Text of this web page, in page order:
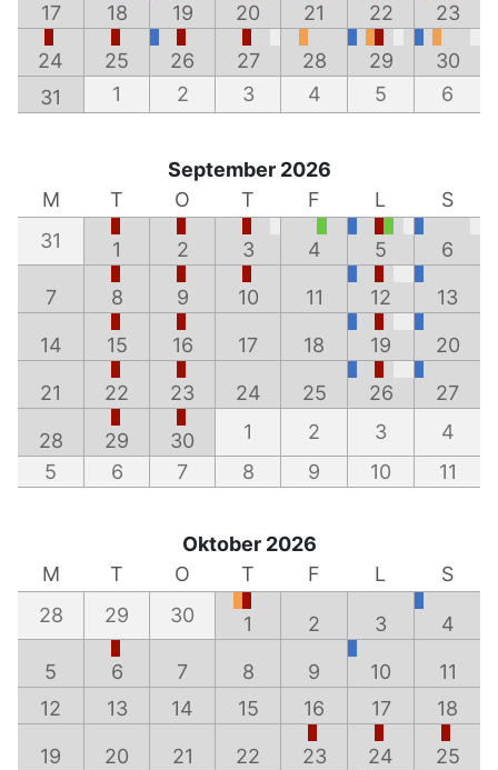
17 18 19 20 21 22 23
24 25 26 27 28 29
30
31
1 2 3 4 5 6
September 2026
M
T O T F L
S
31
1 2 3 4 5 6
7 8 9 10 11 12 13
14 15 16 17 18 19 20
21 22 23 24 25 26 27
28 29 30 1 2 3
4
5
6 7 8 9 10 11
Oktober 2026
M
T O T F L
S
28
29 30 1 2 3 4
5 6 7 8 9 10
11
12
13 14 15 16 17 18
19 20 21 22 23 24 25